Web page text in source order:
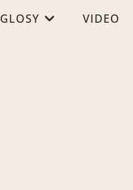
GLOSY VIDEO